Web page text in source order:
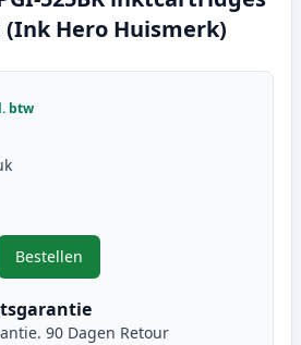
Hero Huismerk)
btw
om aan te passen
Bestellen
,2 stuks Canon PGI-525BK
90 Dagen Retour